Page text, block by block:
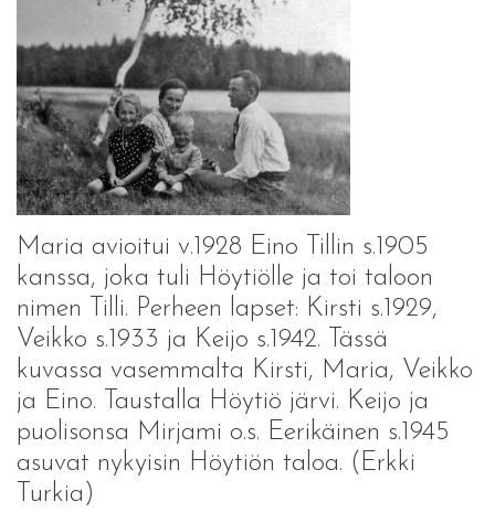
Maria avioitui v.1928 Eino Tillin s.1905
kanssa, joka tuli Höytiölle ja toi taloon
nimen Tilli. Perheen lapset: Kirsti s.1929,
Veikko s.1933 ja Keijo s.1942. Tässä
kuvassa vasemmalta Kirsti, Maria, Veikko
ja Eino. Taustalla Höytiö järvi. Keijo ja
puolisonsa Mirjami o.s. Eerikäinen s.1945
asuvat nykyisin Höytiön taloa. (Erkki
Turkia)